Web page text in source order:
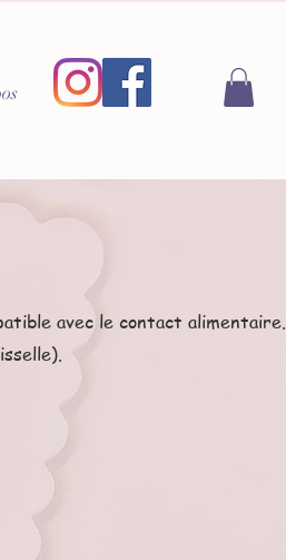
avec le contact alimentaire.